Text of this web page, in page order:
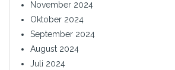
November 2024
Oktober 2024
September 2024
August 2024
Juli 2024